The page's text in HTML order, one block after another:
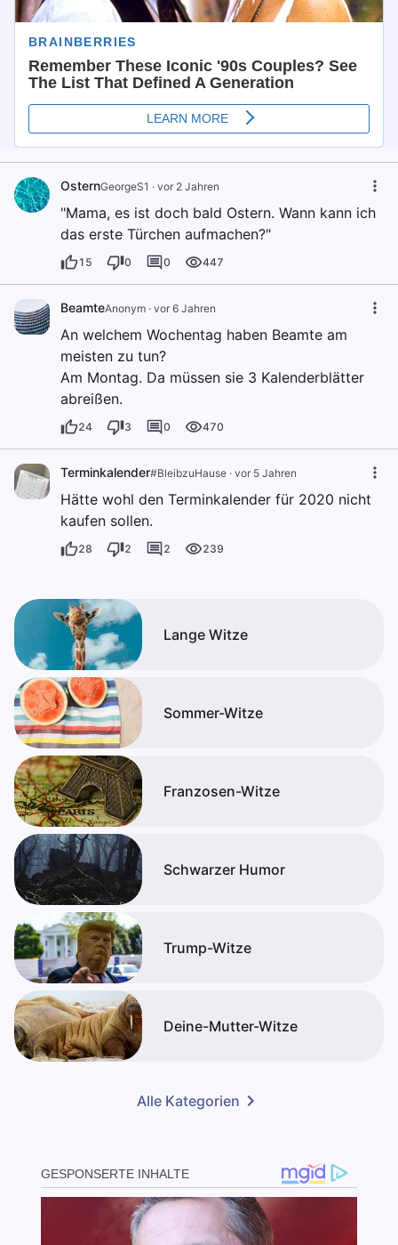
OsternGeorgeS1 · vor 2 Jahren
"Mama, es ist doch bald Ostern. Wann kann ich
das erste Türchen aufmachen?"
15 0 0 447
BeamteAnonym · vor 6 Jahren
An welchem Wochentag haben Beamte am
meisten zu tun?
Am Montag. Da müssen sie 3 Kalenderblätter
abreißen.
24 3 0 470
Terminkalender#BleibzuHause · vor 5 Jahren
Hätte wohl den Terminkalender für 2020 nicht
kaufen sollen.
28 2 2 239
Lange Witze
Sommer-Witze
Franzosen-Witze
Schwarzer Humor
Trump-Witze
Deine-Mutter-Witze
Alle Kategorien